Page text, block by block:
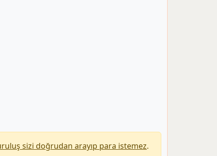
sizi doğrudan arayıp para istemez.